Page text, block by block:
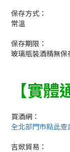
保存方式：
常溫
保存期限：
玻璃瓶裝酒精無保
【實體
買酒網：
全北部門市點此查
吉焮貿易：